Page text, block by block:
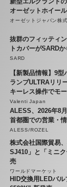
オーゼットホイール
オーゼットジャパン株
抜群のフィッティ
トカバーがSARD
SARD
【新製品情報】9
ランプULTRAリリ
キーレス操作でモ
Valenti Japan
ALESS、2026年8
首都圏での営業・
ALESS/ROZEL
株式会社国際貿易
SJ410」と「ミニ
売
ワールドマーケット
HID交換用LEDバ